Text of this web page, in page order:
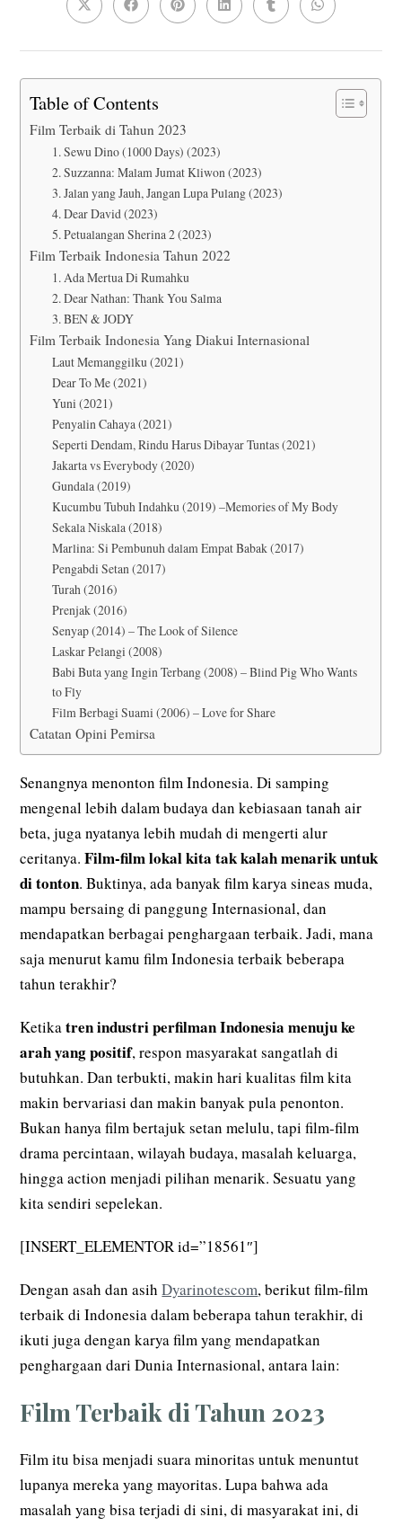
Opens
in
new
Opens
in
new
Opens
in
new
Opens
in
new
Opens
in
new
Opens
in
new
Table of Contents
Film Terbaik di Tahun 2023
1. Sewu Dino (1000 Days) (2023)
2. Suzzanna: Malam Jumat Kliwon (2023)
3. Jalan yang Jauh, Jangan Lupa Pulang (2023)
4. Dear David (2023)
5. Petualangan Sherina 2 (2023)
Film Terbaik Indonesia Tahun 2022
1. Ada Mertua Di Rumahku
2. Dear Nathan: Thank You Salma
3. BEN & JODY
Film Terbaik Indonesia Yang Diakui Internasional
Laut Memanggilku (2021)
Dear To Me (2021)
Yuni (2021)
Penyalin Cahaya (2021)
Seperti Dendam, Rindu Harus Dibayar Tuntas (2021)
Jakarta vs Everybody (2020)
Gundala (2019)
Kucumbu Tubuh Indahku (2019) –Memories of My Body
Sekala Niskala (2018)
Marlina: Si Pembunuh dalam Empat Babak (2017)
Pengabdi Setan (2017)
Turah (2016)
Prenjak (2016)
Senyap (2014) – The Look of Silence
Laskar Pelangi (2008)
Babi Buta yang Ingin Terbang (2008) – Blind Pig Who Wants
to Fly
Film Berbagi Suami (2006) – Love for Share
Catatan Opini Pemirsa
Senangnya menonton film Indonesia. Di samping
mengenal lebih dalam budaya dan kebiasaan tanah air
beta, juga nyatanya lebih mudah di mengerti alur
ceritanya.Film-film lokal kita tak kalah menarik untuk
di tonton. Buktinya, ada banyak film karya sineas muda,
mampu bersaing di panggung Internasional, dan
mendapatkan berbagai penghargaan terbaik. Jadi, mana
saja menurut kamu film Indonesia terbaik beberapa
tahun terakhir?
Ketikatren industri perfilman Indonesia menuju ke
arah yang positif, respon masyarakat sangatlah di
butuhkan. Dan terbukti, makin hari kualitas film kita
makin bervariasi dan makin banyak pula penonton.
Bukan hanya film bertajuk setan melulu, tapi film-film
drama percintaan, wilayah budaya, masalah keluarga,
hingga action menjadi pilihan menarik. Sesuatu yang
kita sendiri sepelekan.
[INSERT_ELEMENTOR id=”18561″]
Dengan asah dan asihDyarinotescom, berikut film-film
terbaik di Indonesia dalam beberapa tahun terakhir, di
ikuti juga dengan karya film yang mendapatkan
penghargaan dari Dunia Internasional, antara lain:
Film Terbaik di Tahun 2023
Film itu bisa menjadi suara minoritas untuk menuntut
lupanya mereka yang mayoritas. Lupa bahwa ada
masalah yang bisa terjadi di sini, di masyarakat ini, di